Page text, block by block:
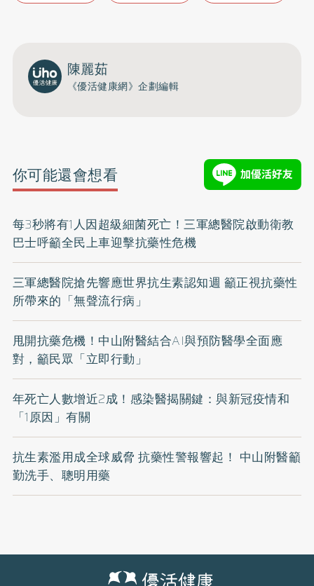
陳麗茹
《優活健康網》企劃編輯
你可能還會想看
每3秒將有1人因超級細菌死亡！三軍總醫院啟動衛教
巴士呼籲全民上車迎擊抗藥性危機
三軍總醫院搶先響應世界抗生素認知週 籲正視抗藥性
所帶來的「無聲流行病」
甩開抗藥危機！中山附醫結合AI與預防醫學全面應
對，籲民眾「立即行動」
年死亡人數增近2成！感染醫揭關鍵：與新冠疫情和
「1原因」有關
抗生素濫用成全球威脅 抗藥性警報響起！ 中山附醫籲
勤洗手、聰明用藥